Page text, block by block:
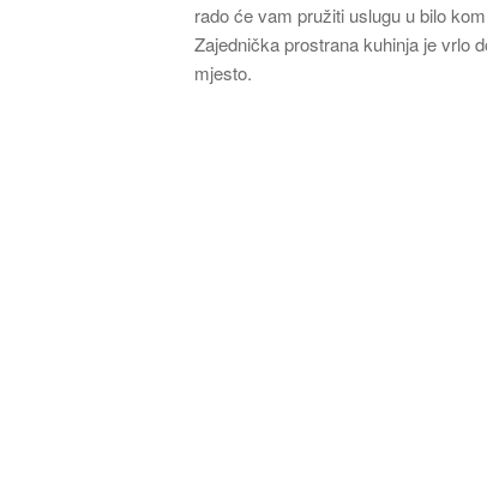
rado će vam pružiti uslugu u bilo
Zajednička prostrana kuhinja je vrlo
mjesto.